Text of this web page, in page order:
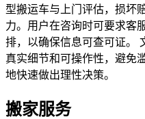
型搬运车与上门评估，损坏
力。用户在咨询时可要求客
排，以确保信息可查可证。
真实细节和可操作性，避免
地快速做出理性决策。
搬家服务